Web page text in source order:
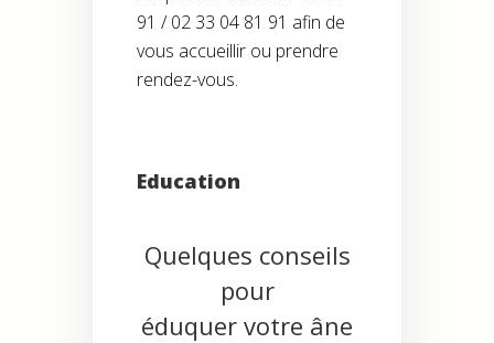
91 / 02 33 04 81 91 afin de
vous accueillir ou prendre
rendez-vous.
Education
Quelques conseils
pour
éduquer votre âne